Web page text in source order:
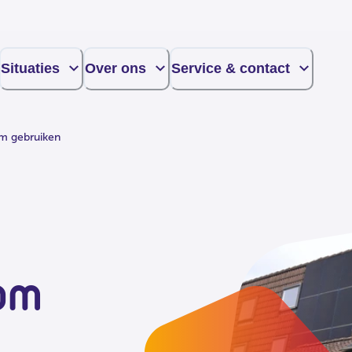
Situaties Over ons Service & contact
gebruiken